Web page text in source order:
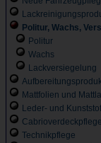
Politur, Wachs,
Politur
Wachs
Lackversiegelung
Mattfolien und
Leder- und
Technikpflege